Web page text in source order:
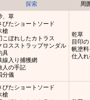
探索 周
、草
びたショートソード
槍
こぼれしたカトラス
ロスストラップサンダル
具
線入り捕獲網
人の手記
分儀
乾草
目印
帆塗
仕入れ
びたショートソード
槍